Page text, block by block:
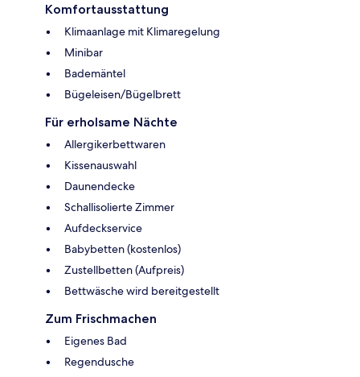
Komfortausstattung
Klimaanlage mit Klimaregelung
Minibar
Bademäntel
Bügeleisen/Bügelbrett
Für erholsame Nächte
Allergikerbettwaren
Kissenauswahl
Daunendecke
Schallisolierte Zimmer
Aufdeckservice
Babybetten (kostenlos)
Zustellbetten (Aufpreis)
Bettwäsche wird bereitgestellt
Zum Frischmachen
Eigenes Bad
Regendusche